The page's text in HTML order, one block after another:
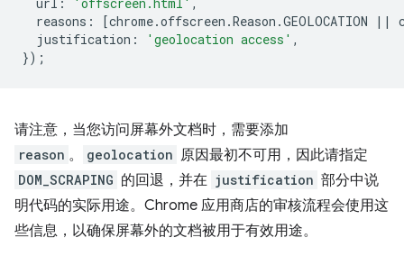
reasons : [chrome.offscreen .Reason .GEOLOCATION ||
justification : 'geolocation access' ,
});
请注意，当您访问屏幕外文档时，需要添加
reason 。 geolocation 原因最初不可用，因此请指定
DOM_SCRAPING 的回退，并在 justification 部分中说
明代码的实际用途。Chrome 应用商店的审核流程会使用这
些信息，以确保屏幕外的文档被用于有效用途。